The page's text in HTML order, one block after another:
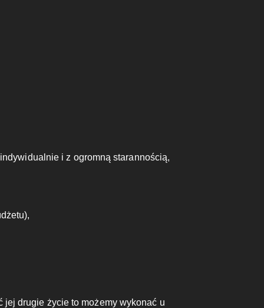
i z ogromną starannością,
drugie życie to możemy wykonać u